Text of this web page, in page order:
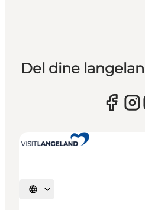
Del dine
Vælg sprog